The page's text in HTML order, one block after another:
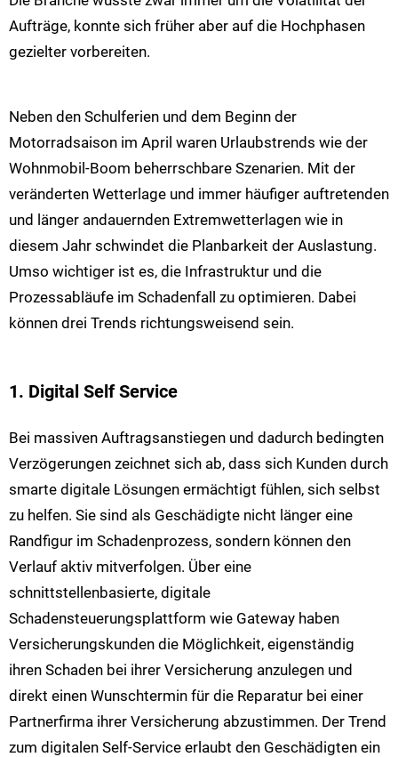
Aufträge, konnte sich früher aber auf die Hochphasen
gezielter vorbereiten.
Neben den Schulferien und dem Beginn der
Motorradsaison im April waren Urlaubstrends wie der
Wohnmobil-Boom beherrschbare Szenarien. Mit der
veränderten Wetterlage und immer häufiger auftretenden
und länger andauernden Extremwetterlagen wie in
diesem Jahr schwindet die Planbarkeit der Auslastung.
Umso wichtiger ist es, die Infrastruktur und die
Prozessabläufe im Schadenfall zu optimieren. Dabei
können drei Trends richtungsweisend sein.
1. Digital Self Service
Bei massiven Auftragsanstiegen und dadurch bedingten
Verzögerungen zeichnet sich ab, dass sich Kunden durch
smarte digitale Lösungen ermächtigt fühlen, sich selbst
zu helfen. Sie sind als Geschädigte nicht länger eine
Randfigur im Schadenprozess, sondern können den
Verlauf aktiv mitverfolgen. Über eine
schnittstellenbasierte, digitale
Schadensteuerungsplattform wie Gateway haben
Versicherungskunden die Möglichkeit, eigenständig
ihren Schaden bei ihrer Versicherung anzulegen und
direkt einen Wunschtermin für die Reparatur bei einer
Partnerfirma ihrer Versicherung abzustimmen. Der Trend
zum digitalen Self-Service erlaubt den Geschädigten ein